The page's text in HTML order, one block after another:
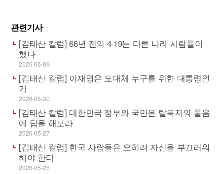
관련기사
[김태산 칼럼] 66년 전의 4·19는 다른 나라 사람들이
했나
2026-06-09
[김태산 칼럼] 이재명은 도대체 누구를 위한 대통령인
가
2026-05-30
[김태산 칼럼] 대한민국 정부와 국민은 탈북자의 물음
에 답을 해보라
2026-05-27
[김태산 칼럼] 한국 사람들은 오히려 자신을 부끄러워
해야 한다
2026-05-25